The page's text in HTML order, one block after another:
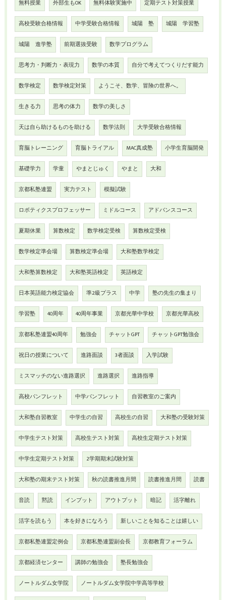
無料授業 外部生もOK 無料体験実施中 定期テスト対策授業
高校受験合格情報 中学受験合格情報 城陽 塾 城陽 学習塾
城陽 進学塾 前期選抜受験 数学プログラム
思考力・判断力・表現力 数学の本質 自分で考えてつくりだす能力
数学検定 数学検定対策 ようこそ、数学、冒険の世界へ。
生きる力 思考の体力 数学の美しさ
天は自ら助けるものを助ける 数学法則 大学受験合格情報
育脳トレーニング 育脳トライアル MAC真成塾 小学生育脳開発
基礎学力 学童 やまとじゅく やまと 大和
京都私塾連盟 実力テスト 模擬試験
ロボティクスプロフェッサー ミドルコース アドバンスコース
夏期休業 算数検定 数学検定受検 算数検定受検
数学検定準会場 算数検定準会場 大和塾数学検定
大和塾算数検定 大和塾英語検定 英語検定
日本英語能力検定協会 準2級プラス 中学 塾の先生の集まり
学習塾 40周年 40周年事業 京都光華中学校 京都光華高校
京都私塾連盟40周年 勉強会 チャットGPT チャットGPT勉強会
祝日の授業について 進路面談 3者面談 入学試験
ミスマッチのない進路選択 進路選択 進路指導
高校パンフレット 中学パンフレット 自習教室のご案内
大和塾自習教室 中学生の自習 高校生の自習 大和塾の受験対策
中学生テスト対策 高校生テスト対策 高校生定期テスト対策
中学生定期テスト対策 2学期期末試験対策
大和塾の期末テスト対策 秋の読書推進月間 読書推進月間 読書
音読 黙読 インプット アウトプット 暗記 活字離れ
活字を読もう 本を好きになろう 新しいことを知ることは嬉しい
京都私塾連盟定例会 京都私塾連盟副会長 京都教育フォーラム
京都経済センター 講師の勉強会 塾長勉強会
ノートルダム女学院 ノートルダム女学院中学高等学校